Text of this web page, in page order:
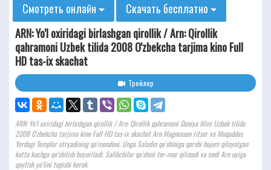
Смотреть онлайн
Скачать бесплатно
ARN: Yo'l oxiridagi birlashgan qirollik / Arn: Qirollik
qahramoni Uzbek tilida 2008 O'zbekcha tarjima kino Full
HD tas-ix skachat
Трейлер
ARN: Yo'l oxiridagi birlashgan qirollik / Arn: Qirollik qahramoni Daniya filmi Uzbek tilida
2008 O'zbekcha tarjima kino Full HD tas-ix skachat Arn Magnusson ritsar va Muqaddas
Yerdagi Templar otryadining qo'mondoni. Unga Saladin qo'shiniga qarshi hujum qilayotgan
katta kuchga qo'shilish buyuriladi. Salibchilar qo'shini tor-mor qilinadi va endi Arn uyiga
qaytish yo'lini topishi kerak.